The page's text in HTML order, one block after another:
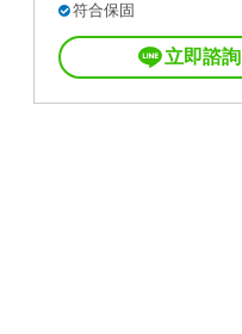
符合保固
立即諮詢